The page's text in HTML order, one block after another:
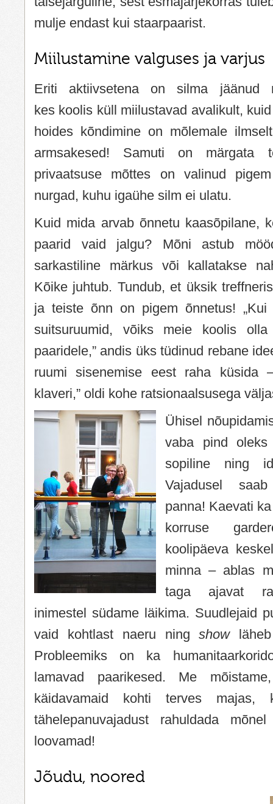
mulje endast kui staarpaarist.
Miilustamine valguses ja varjus
Eriti aktiivsetena on silma jäänud
kes koolis küll miilustavad avalikult,
hoides kõndimine on mõlemale
armsakesed! Samuti on märgata
privaatsuse mõttes on valinud
nurgad, kuhu igaühe silm ei ulatu.
Kuid mida arvab õnnetu kaasõpilane,
paarid vaid jalgu? Mõni astub
sarkastiline märkus või kallatakse
Kõike juhtub. Tundub, et üksik
ja teiste õnn on pigem õnnetus!
suitsuruumid, võiks meie koolis
paaridele,” andis üks tüdinud rebane
ruumi sisenemise eest raha küsida
klaveri,” oldi kohe ratsionaalsusega
Ühisel
vaba pind oleks
sopiline ning
Vajadusel
panna! Kaevati
korruse
koolipäeva
minna – ablas
taga ajavat
inimestel südame läikima. Suudlejaid
vaid kohtlast naeru ningshowläheb
Probleemiks on ka
lamavad paarikesed. Me
käidavamaid kohti terves majas,
tähelepanuvajadust rahuldada
loovamad!
Jõudu, noored